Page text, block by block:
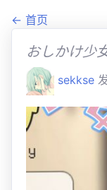
← 首页
おしかけ少
sekkse